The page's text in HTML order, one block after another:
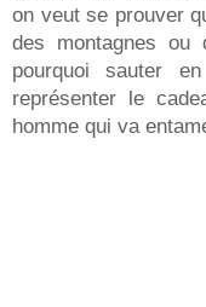
on veut se prouver
des montagnes ou
pourquoi sauter
représenter le
homme qui va